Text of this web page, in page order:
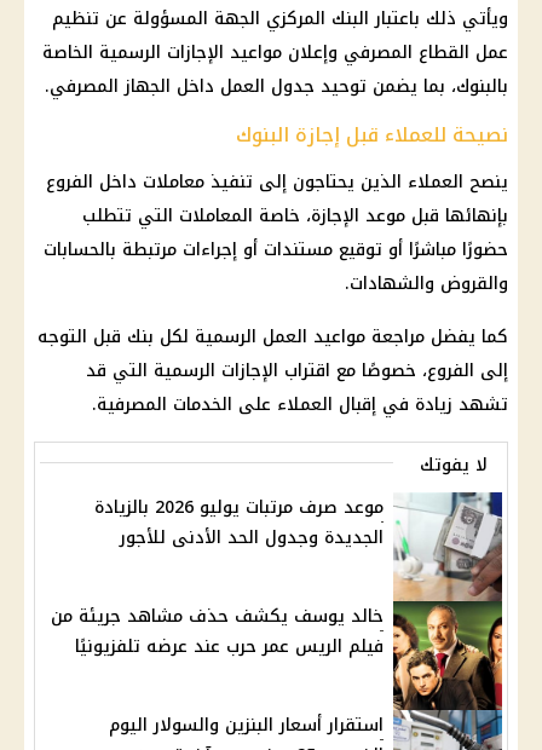
ويأتي ذلك باعتبار البنك المركزي الجهة المسؤولة عن تنظيم
عمل القطاع المصرفي وإعلان مواعيد الإجازات الرسمية الخاصة
بالبنوك، بما يضمن توحيد جدول العمل داخل الجهاز المصرفي.
نصيحة للعملاء قبل إجازة البنوك
ينصح العملاء الذين يحتاجون إلى تنفيذ معاملات داخل الفروع
بإنهائها قبل موعد الإجازة، خاصة المعاملات التي تتطلب
حضورًا مباشرًا أو توقيع مستندات أو إجراءات مرتبطة بالحسابات
والقروض والشهادات.
كما يفضل مراجعة مواعيد العمل الرسمية لكل بنك قبل التوجه
إلى الفروع، خصوصًا مع اقتراب الإجازات الرسمية التي قد
تشهد زيادة في إقبال العملاء على الخدمات المصرفية.
لا يفوتك
موعد صرف مرتبات يوليو 2026 بالزيادة
الجديدة وجدول الحد الأدنى للأجور
خالد يوسف يكشف حذف مشاهد جريئة من
فيلم الريس عمر حرب عند عرضه تلفزيونيًا
استقرار أسعار البنزين والسولار اليوم